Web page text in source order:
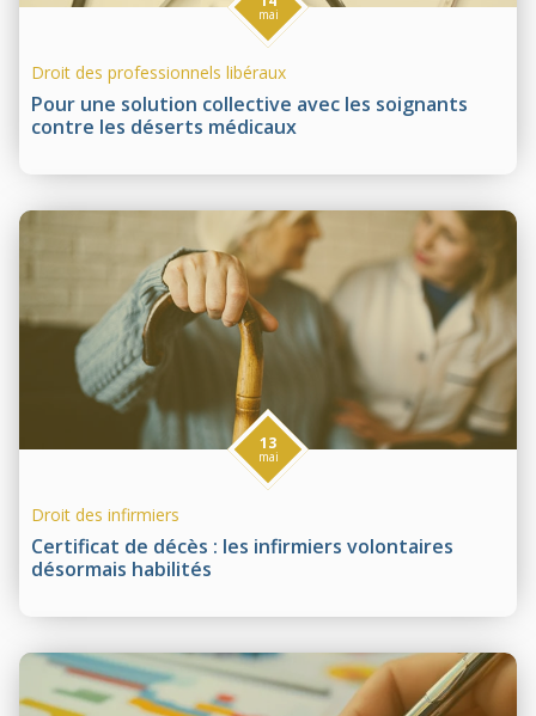
Pour une solution collective avec les soignants
contre les déserts médicaux
mai
Droit des professionnels libéraux
Certificat de décès : les infirmiers volontaires
désormais habilités
13
mai
Droit des infirmiers